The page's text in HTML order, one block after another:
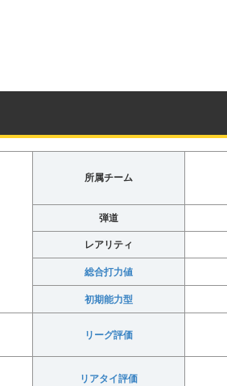
所属チーム
弾道
レアリティ
総合打力値
初期能力型
リーグ評価
リアタイ評価